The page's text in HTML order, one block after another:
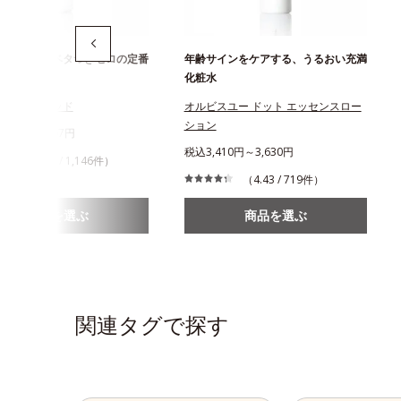
即落ち！ベタつきゼロの定番
円～1,467円
（4.47 / 1,146件）
商品を選ぶ
年齢サインをケアする、うるおい充満
化粧水
オルビスユー ドット エッセンスロー
ション
税込3,410円～3,630円
（4.43 / 719件）
商品を選ぶ
関連タグで探す